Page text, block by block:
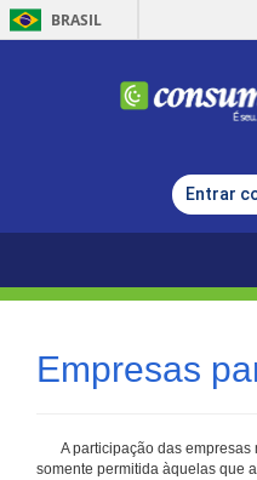
BRASIL
Entrar
Empresas
A participação das empresas
somente permitida àquelas que